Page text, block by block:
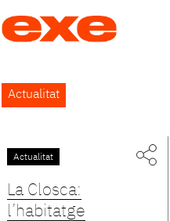
Back
to
Actualitat
Actualitat
La Closca:
l’habitatge
Pàgines